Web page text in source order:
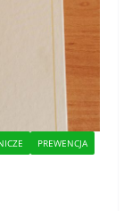
PREWENCJA